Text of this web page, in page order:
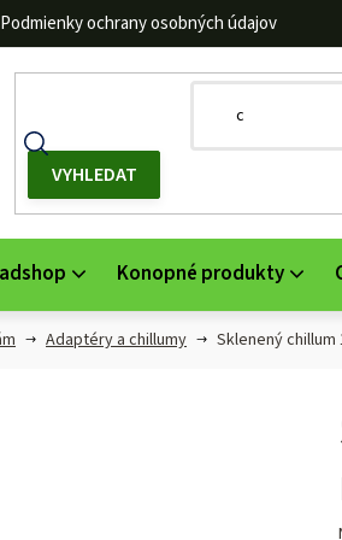
Podmienky ochrany osobných údajov
Konopné produkty
Adaptéry a chillumy Sklenený